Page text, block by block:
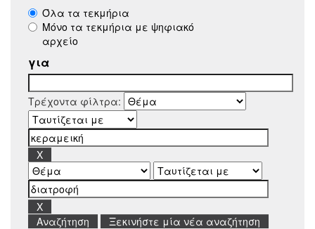
Όλα τα τεκμήρια
Μόνο τα τεκμήρια με ψηφιακό
αρχείο
για
Τρέχοντα φίλτρα:
Ξεκινήστε μία νέα αναζήτηση